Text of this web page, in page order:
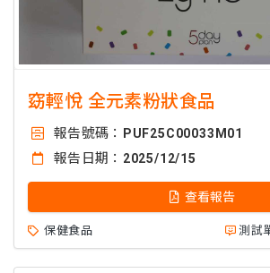
窈輕悅 全元素粉狀食品
報告號碼： PUF25C00033M01
報告日期： 2025/12/15
查看報告
保健食品 測試